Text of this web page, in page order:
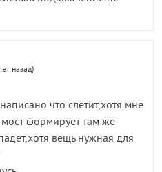
назад)
что слетит,хотя мне
мост формирует там же
вещь нужная для